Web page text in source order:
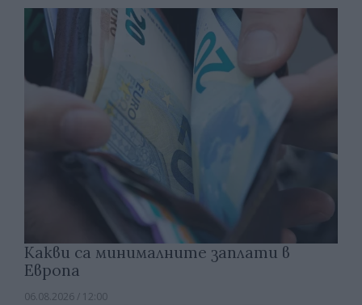
Какви са минималните заплати в
Европа
06.08.2026 / 12:00